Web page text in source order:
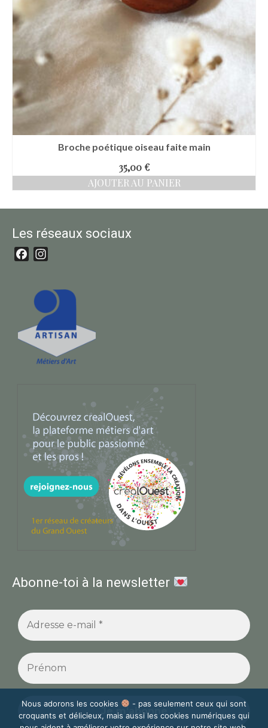
Broche poétique oiseau faite main
35,00 €
AJOUTER AU PANIER
Les réseaux sociaux
Facebook
Abonne-toi à la newsletter
Nous adorons les cookies
- pas seulement ceux qui sont
croquants et délicieux, mais aussi les cookies numériques qui